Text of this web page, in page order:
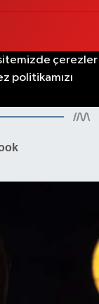
çerezler
politikamızı